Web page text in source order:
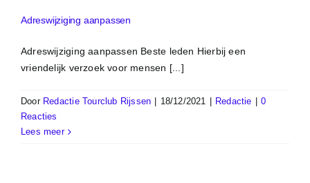
Adreswijziging aanpassen
Adreswijziging aanpassen Beste leden Hierbij een
vriendelijk verzoek voor mensen [...]
Door Redactie Tourclub Rijssen 18/12/2021 Redactie
0
Reacties
Lees meer